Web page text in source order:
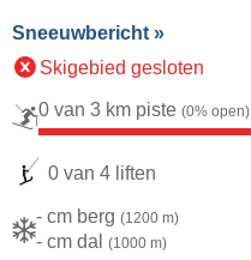
Sneeuwbericht »
Skigebied gesloten
0 van 3 km piste (0% open)
0 van 4 liften
- cm berg (1200 m)
- cm dal (1000 m)